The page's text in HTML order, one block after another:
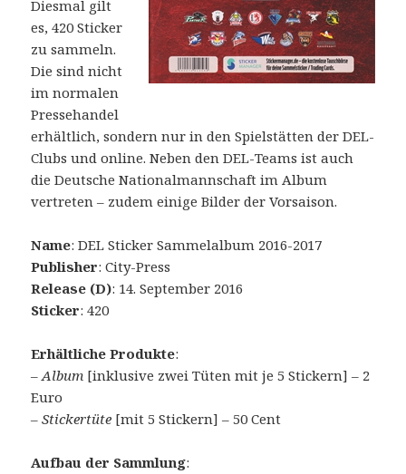
Diesmal gilt
es, 420 Sticker
zu sammeln.
Die sind nicht
im normalen
Pressehandel
erhältlich, sondern nur in den Spielstätten der DEL-
Clubs und online. Neben den DEL-Teams ist auch
die Deutsche Nationalmannschaft im Album
vertreten – zudem einige Bilder der Vorsaison.
Name: DEL Sticker Sammelalbum 2016-2017
Publisher: City-Press
Release (D): 14. September 2016
Sticker: 420
Erhältliche Produkte:
–Album [inklusive zwei Tüten mit je 5 Stickern] – 2
Euro
– Stickertüte [mit 5 Stickern] – 50 Cent
Aufbau der Sammlung: